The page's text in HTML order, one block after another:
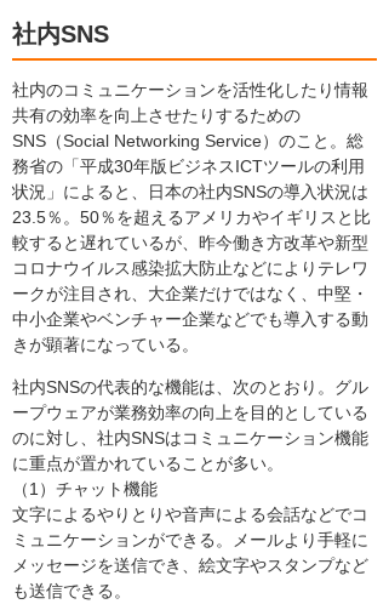
社内SNS
社内のコミュニケーションを活性化したり情報
共有の効率を向上させたりするための
SNS（Social Networking Service）のこと。総
務省の「平成30年版ビジネスICTツールの利用
状況」によると、日本の社内SNSの導入状況は
23.5％。50％を超えるアメリカやイギリスと比
較すると遅れているが、昨今働き方改革や新型
コロナウイルス感染拡大防止などによりテレワ
ークが注目され、大企業だけではなく、中堅・
中小企業やベンチャー企業などでも導入する動
きが顕著になっている。
社内SNSの代表的な機能は、次のとおり。グル
ープウェアが業務効率の向上を目的としている
のに対し、社内SNSはコミュニケーション機能
に重点が置かれていることが多い。
（1）チャット機能
文字によるやりとりや音声による会話などでコ
ミュニケーションができる。メールより手軽に
メッセージを送信でき、絵文字やスタンプなど
も送信できる。